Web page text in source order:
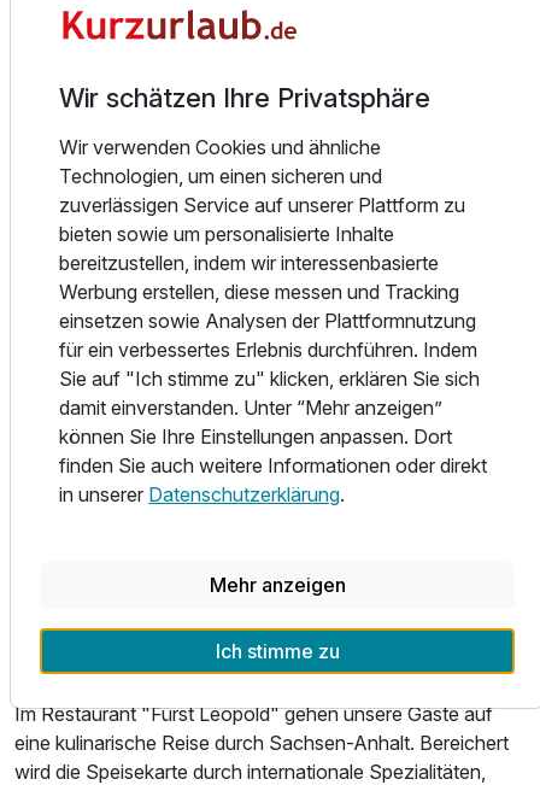
Ausstattung
Zusatznächte
Für 3 Tage p.P. ab160,00 €
folgen im ganzen Haus den Grundsätzen des Bauhauses.
Erleben Sie einen Hauch von Kunst beim Betrachten der
harmonische Zusammenspiel von Farben und Licht
vermittelt eine entspannte Atmosphäre zum Wohlfühlen.
ÜBERNACHTUNG
Unsere Gäste wohnen in sehr komfortabel eingerichteten
Zimmern mit Farbfernsehgerät, Pay-TV, Telefon, Minibar,
Zimmersafe, Haartrockner und Klimaanlage. Alle Zimmer
sind hell und modern eingerichtet und verfügen über ein
sehr geräumiges Bad mit Dusche/WC. Der Schreibtisch ist
groß genug, um sich bei Bedarf auf die bevorstehende
Tagung vorzubereiten. Fax und Computeranschluss sowie
Wireless-LAN in der 1. und 2. Etage sind selbstverständlich.
Unseren Gästen stehen Nichtraucher- und
Allergikerzimmer zur Verfügung.
Sauna, Dampfbad, Whirlpool und Fitness-Einrichtungen
wurde neu renoviert lädt zum Erholen ein.
Im Restaurant "Fürst Leopold" gehen unsere Gäste auf
eine kulinarische Reise durch Sachsen-Anhalt. Bereichert
wird die Speisekarte durch internationale Spezialitäten,
Wir schätzen Ihre Privatsphäre
Wir verwenden Cookies und ähnliche
Technologien, um einen sicheren und
zuverlässigen Service auf unserer Plattform zu
bieten sowie um personalisierte Inhalte
bereitzustellen, indem wir interessenbasierte
Werbung erstellen, diese messen und Tracking
einsetzen sowie Analysen der Plattformnutzung
für ein verbessertes Erlebnis durchführen. Indem
Sie auf "Ich stimme zu" klicken, erklären Sie sich
damit einverstanden. Unter “Mehr anzeigen”
können Sie Ihre Einstellungen anpassen. Dort
finden Sie auch weitere Informationen oder direkt
in unserer Datenschutzerklärung.
Mehr anzeigen
Ich stimme zu